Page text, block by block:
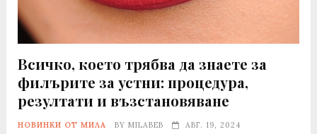
Всичко, което трябва да знаете за
филърите за устни: процедура,
резултати и възстановяване
НОВИНКИ ОТ МИЛА BY MILABEB АВГ. 19, 2024